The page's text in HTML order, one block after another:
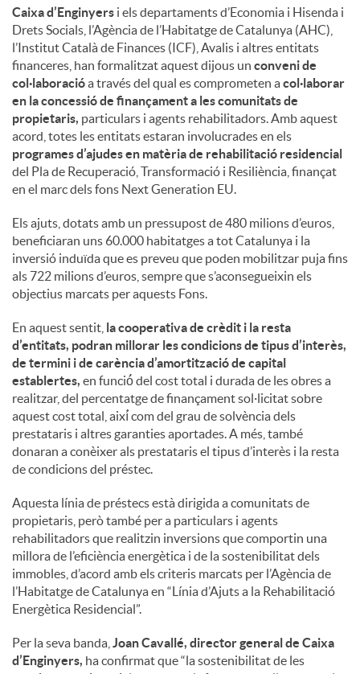
Caixa d’Enginyers i els departaments d’Economia i Hisenda i
Drets Socials, l’Agència de l’Habitatge de Catalunya (AHC),
l’Institut Català de Finances (ICF), Avalis i altres entitats
financeres, han formalitzat aquest dijous un conveni de
col·laboracióa través del qual es comprometen acol·laborar
en la concessió de finançament a les comunitats de
propietaris, particulars i agents rehabilitadors. Amb aquest
acord, totes les entitats estaran involucrades en els
programes d’ajudes en matèria de rehabilitació residencial
del Pla de Recuperació, Transformació i Resiliència, finançat
en el marc dels fons Next Generation EU.
Els ajuts, dotats amb un pressupost de 480 milions d’euros,
beneficiaran uns 60.000 habitatges a tot Catalunya i la
inversió induïda que es preveu que poden mobilitzar puja fins
als 722 milions d’euros, sempre que s’aconsegueixin els
objectius marcats per aquests Fons.
En aquest sentit, la cooperativa de crèdit i la resta
d’entitats, podran millorar les condicions de tipus d’interès,
de termini i de carència d’amortització de capital
establertes, en funció́ del cost total i durada de les obres a
realitzar, del percentatge de finançament sol·licitat sobre
aquest cost total, així́ com del grau de solvència dels
prestataris i altres garanties aportades. A més, també
donaran a conèixer als prestataris el tipus d’interès i la resta
de condicions del préstec.
Aquesta línia de préstecs està dirigida a comunitats de
propietaris, però també per a particulars i agents
rehabilitadors que realitzin inversions que comportin una
millora de l’eficiència energètica i de la sostenibilitat dels
immobles, d’acord amb els criteris marcats per l’Agència de
l’Habitatge de Catalunya en “Línia d’Ajuts a la Rehabilitació
Energètica Residencial”.
Per la seva banda, Joan Cavallé, director general de Caixa
d’Enginyers, ha confirmat que “la sostenibilitat de les